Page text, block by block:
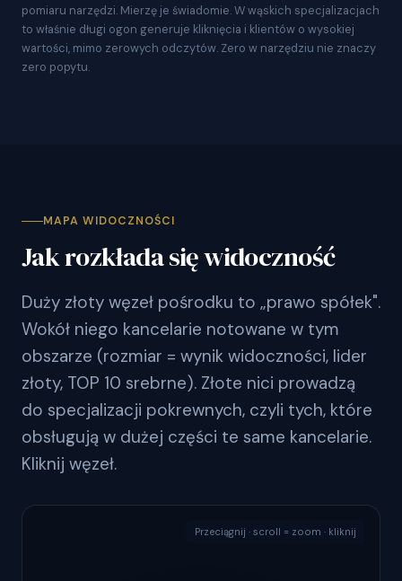
pomiaru narzędzi. Mierzę je świadomie. W wąskich specjalizacjach
to właśnie długi ogon generuje kliknięcia i klientów o wysokiej
wartości, mimo zerowych odczytów. Zero w narzędziu nie znaczy
zero popytu.
MAPA WIDOCZNOŚCI
Jak rozkłada się widoczność
Duży złoty węzeł pośrodku to „prawo spółek".
Wokół niego kancelarie notowane w tym
obszarze (rozmiar = wynik widoczności, lider
złoty, TOP 10 srebrne). Złote nici prowadzą
do specjalizacji pokrewnych, czyli tych, które
obsługują w dużej części te same kancelarie.
Kliknij węzeł.
Przeciągnij · scroll = zoom · kliknij